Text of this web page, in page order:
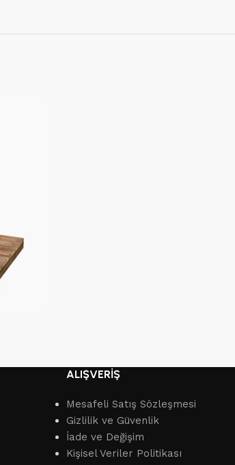
ALIŞVERİŞ
Mesafeli Satış Sözleşmesi
Gizlilik ve Güvenlik
İade ve Değişim
Kişisel Veriler Politikası